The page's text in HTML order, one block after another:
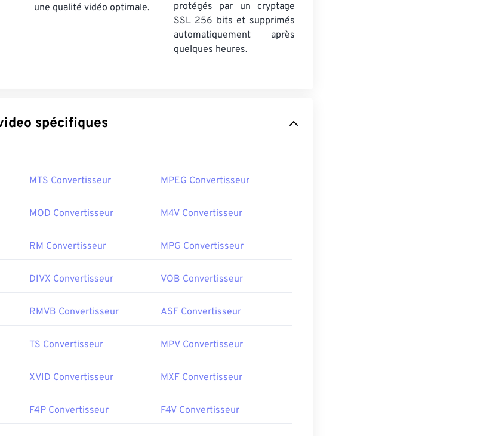
une qualité vidéo optimale.
protégés par un cryptage
SSL 256 bits et supprimés
automatiquement après
quelques heures.
video spécifiques
MTS Convertisseur MPEG Convertisseur
MOD Convertisseur M4V Convertisseur
RM Convertisseur MPG Convertisseur
DIVX Convertisseur VOB Convertisseur
RMVB Convertisseur ASF Convertisseur
TS Convertisseur MPV Convertisseur
XVID Convertisseur MXF Convertisseur
F4P Convertisseur F4V Convertisseur